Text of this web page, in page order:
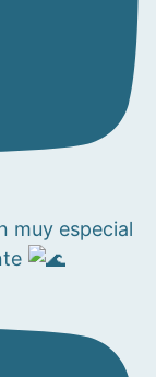
muy especial